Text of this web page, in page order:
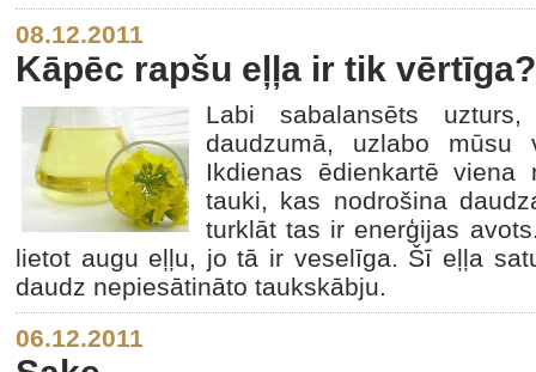
08.12.2011
Kāpēc rapšu eļļa ir tik vērtīga?
Labi sabalansēts
daudzumā, uzlabo mūsu
Ikdienas ēdienkartē viena
tauki, kas nodrošina
turklāt tas ir enerģijas
lietot augu eļļu, jo tā ir veselīga. Šī eļļa
daudz nepiesātināto taukskābju.
06.12.2011